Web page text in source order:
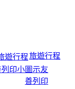
旅遊行程
友
善列印